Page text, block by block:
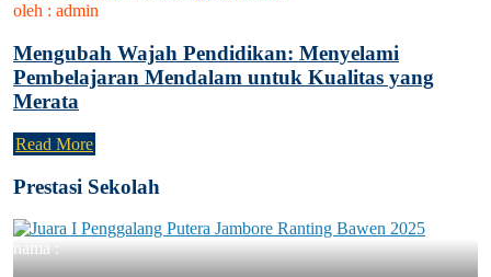
oleh : admin
Mengubah Wajah Pendidikan: Menyelami
Pembelajaran Mendalam untuk Kualitas yang
Merata
Read More
Prestasi Sekolah
nama :